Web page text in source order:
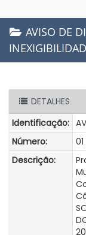
AVISO DE
DETALHES
Identificação:
Número:
01
Descrição: